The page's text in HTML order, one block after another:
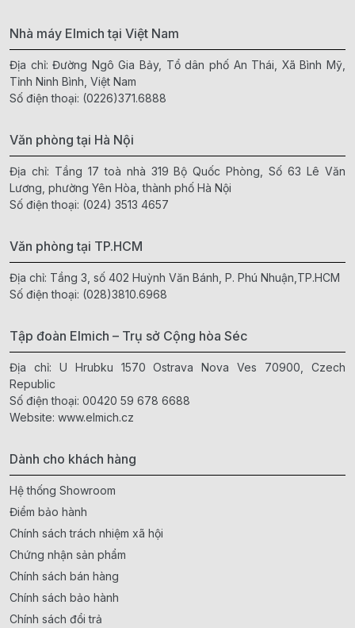
Nhà máy Elmich tại Việt Nam
Địa chỉ: Đường Ngô Gia Bảy, Tổ dân phố An Thái, Xã Bình Mỹ,
Tỉnh Ninh Bình, Việt Nam
Số điện thoại: (0226)371.6888
Văn phòng tại Hà Nội
Địa chỉ: Tầng 17 toà nhà 319 Bộ Quốc Phòng, Số 63 Lê Văn
Lương, phường Yên Hòa, thành phố Hà Nội
Số điện thoại: (024) 3513 4657
Văn phòng tại TP.HCM
Địa chỉ: Tầng 3, số 402 Huỳnh Văn Bánh, P. Phú Nhuận,TP.HCM
Số điện thoại: (028)3810.6968
Tập đoàn Elmich – Trụ sở Cộng hòa Séc
Địa chỉ: U Hrubku 1570 Ostrava Nova Ves 70900, Czech
Republic
Số điện thoại: 00420 59 678 6688
Website: www.elmich.cz
Dành cho khách hàng
Hệ thống Showroom
Điểm bảo hành
Chính sách trách nhiệm xã hội
Chứng nhận sản phẩm
Chính sách bán hàng
Chính sách bảo hành
Chính sách đổi trả